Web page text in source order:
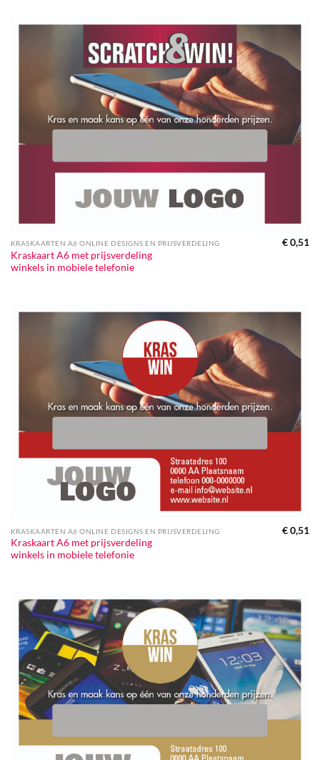
KRASKAARTEN A6 ONLINE DESIGNS EN PRIJSVERDELING
Kraskaart A6 met prijsverdeling
winkels in mobiele telefonie
€0,51
KRASKAARTEN A6 ONLINE DESIGNS EN PRIJSVERDELING
Kraskaart A6 met prijsverdeling
winkels in mobiele telefonie
€0,51